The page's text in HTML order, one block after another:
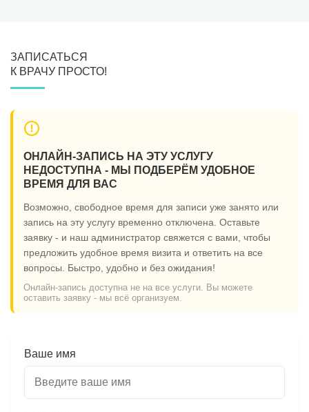
ЗАПИСАТЬСЯ
К ВРАЧУ ПРОСТО!
ОНЛАЙН-ЗАПИСЬ НА ЭТУ УСЛУГУ
НЕДОСТУПНА - МЫ ПОДБЕРЁМ УДОБНОЕ
ВРЕМЯ ДЛЯ ВАС
Возможно, свободное время для записи уже занято или
запись на эту услугу временно отключена. Оставьте
заявку - и наш администратор свяжется с вами, чтобы
предложить удобное время визита и ответить на все
вопросы. Быстро, удобно и без ожидания!
Онлайн-запись доступна не на все услуги. Вы можете
оставить заявку - мы всё организуем.
Ваше имя